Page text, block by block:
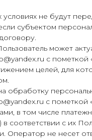
не будут
субъектом
может
с пометкой
целей, для
обработку
с пометкой
в том числе
соответствии с их
не несет